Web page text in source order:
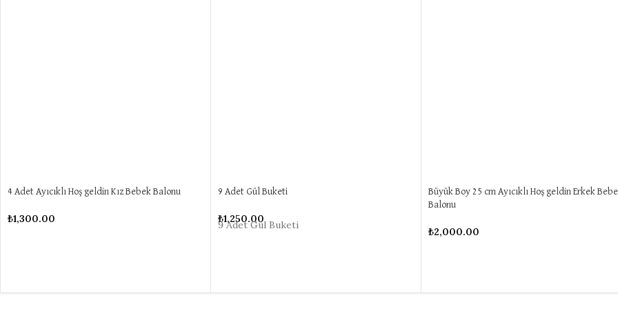
4 Adet Ayıcıklı Hoş geldin Kız Bebek Balonu
₺1,300.00
9 Adet Gül Buketi
₺1,250.00
9 Adet Gül Buketi
Büyük Boy 25 cm Ayıcıklı Hoş geldin Erkek
Balonu
₺2,000.00